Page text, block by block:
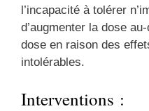
l’incapacité à tolérer
d’augmenter la dose
dose en raison des
intolérables.
Interventions :